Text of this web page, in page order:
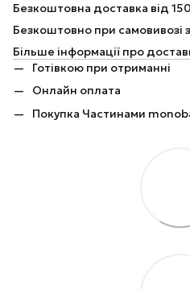
Безкоштовна доставка від
Безкоштовно при самовивозі
Більше інформації про
Готівкою при отриманні
Онлайн оплата
Покупка Частинами